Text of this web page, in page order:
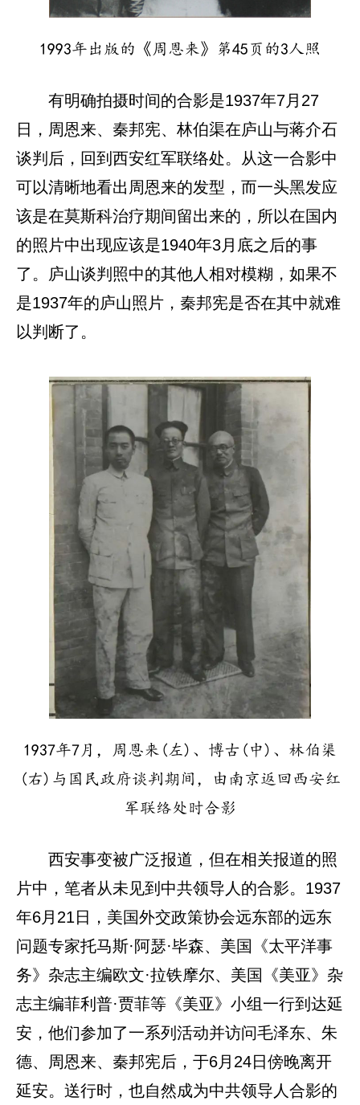
1993年出版的《周恩来》第45页的3人照
有明确拍摄时间的合影是1937年7月27
日，周恩来、秦邦宪、林伯渠在庐山与蒋介石
谈判后，回到西安红军联络处。从这一合影中
可以清晰地看出周恩来的发型，而一头黑发应
该是在莫斯科治疗期间留出来的，所以在国内
的照片中出现应该是1940年3月底之后的事
了。庐山谈判照中的其他人相对模糊，如果不
是1937年的庐山照片，秦邦宪是否在其中就难
以判断了。
1937年7月，周恩来(左)、博古(中)、林伯渠
(右)与国民政府谈判期间，由南京返回西安红
军联络处时合影
西安事变被广泛报道，但在相关报道的照
片中，笔者从未见到中共领导人的合影。1937
年6月21日，美国外交政策协会远东部的远东
问题专家托马斯·阿瑟·毕森、美国《太平洋事
务》杂志主编欧文·拉铁摩尔、美国《美亚》杂
志主编菲利普·贾菲等《美亚》小组一行到达延
安，他们参加了一系列活动并访问毛泽东、朱
德、周恩来、秦邦宪后，于6月24日傍晚离开
延安。送行时，也自然成为中共领导人合影的